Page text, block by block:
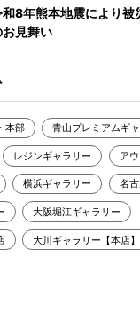
和8年熊本地震により被
お見舞い
本部 青山プレミアムギ
レジンギャラリー ア
横浜ギャラリー 名
大阪堀江ギャラリー
大川ギャラリー【本店】